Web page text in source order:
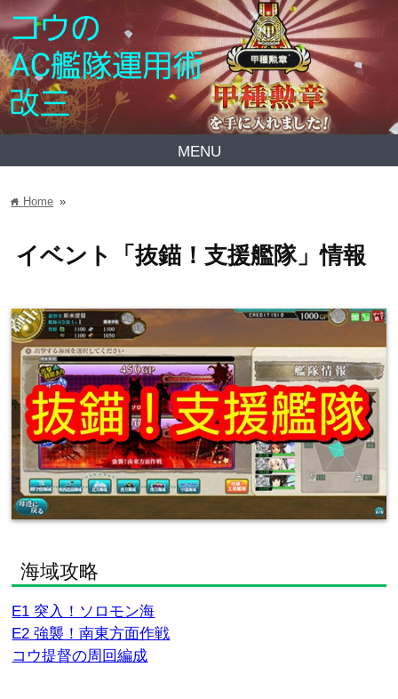
MENU
home Home »
イベント「抜錨！支援艦隊」情報
海域攻略
E1 突入！ソロモン海
E2 強襲！南東方面作戦
コウ提督の周回編成